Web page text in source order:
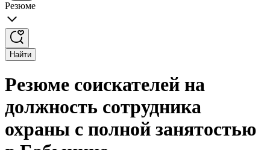
Резюме
Найти
Резюме соискателей на
должность сотрудника
охраны с полной занятостью